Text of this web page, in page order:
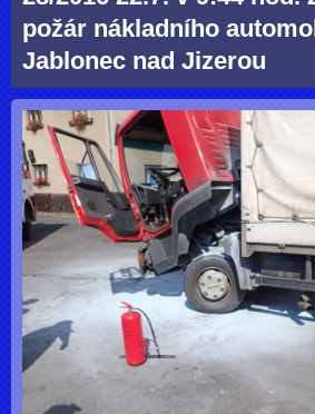
požár nákladního
Jablonec nad Jizerou